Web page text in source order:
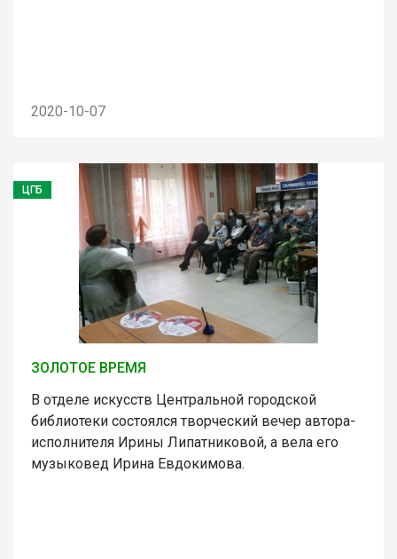
2020-10-07
ЦГБ
ЗОЛОТОЕ ВРЕМЯ
В отделе искусств Центральной городской
библиотеки состоялся творческий вечер автора-
исполнителя Ирины Липатниковой, а вела его
музыковед Ирина Евдокимова.